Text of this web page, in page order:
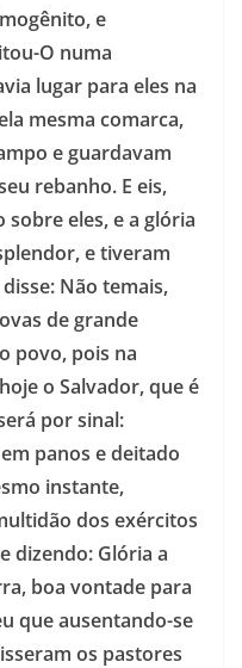
e
O numa
lugar para eles na
mesma comarca,
e guardavam
rebanho. E eis,
eles, e a glória
e tiveram
Não temais,
de grande
povo, pois na
o Salvador, que é
por sinal:
panos e deitado
instante,
dos exércitos
dizendo: Glória a
boa vontade para
que ausentando-se
os pastores